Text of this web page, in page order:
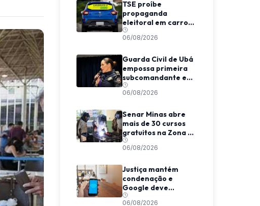
TSE proíbe
propaganda
eleitoral em carros
de aplicativo
durante transporte
06/08/2026
Guarda Civil de Ubá
empossa primeira
subcomandante e
cria estrutura
voltada à proteção
06/08/2026
Senar Minas abre
mais de 30 cursos
gratuitos na Zona da
Mata e Caparaó
06/08/2026
Justiça mantém
condenação e
Google deve
indenizar usuário
06/08/2026